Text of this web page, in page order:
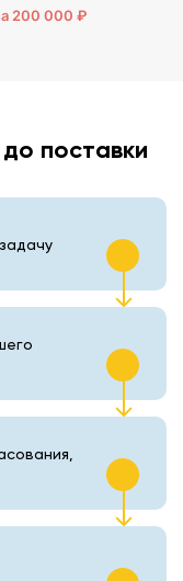
200 000 ₽
поставки